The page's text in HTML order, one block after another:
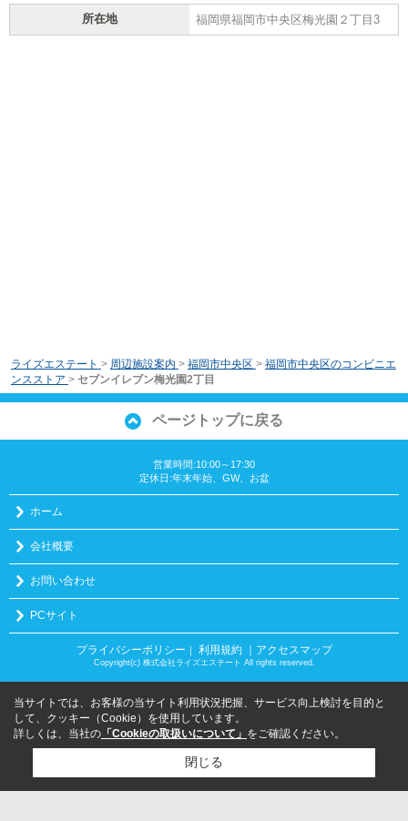
所在地 福岡県福岡市中央区梅光園２丁目3
ライズエステート > 周辺施設案内 > 福岡市中央区 > 福岡市中央区のコンビニエ
ンスストア > セブンイレブン梅光園2丁目
ページトップに戻る
営業時間:10:00～17:30
定休日:年末年始、GW、お盆
ホーム
会社概要
お問い合わせ
PCサイト
プライバシーポリシー ｜ 利用規約 ｜アクセスマップ
Copyright(c) 株式会社ライズエステート All rights reserved.
当サイトでは、お客様の当サイト利用状況把握、サービス向上検討を目的と
して、クッキー（Cookie）を使用しています。
詳しくは、当社の 「Cookieの取扱いについて」 をご確認ください。
閉じる